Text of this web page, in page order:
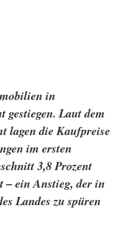
in
gestiegen. Laut dem
lagen die Kaufpreise
im ersten
3,8 Prozent
– ein Anstieg, der in
Landes zu spüren